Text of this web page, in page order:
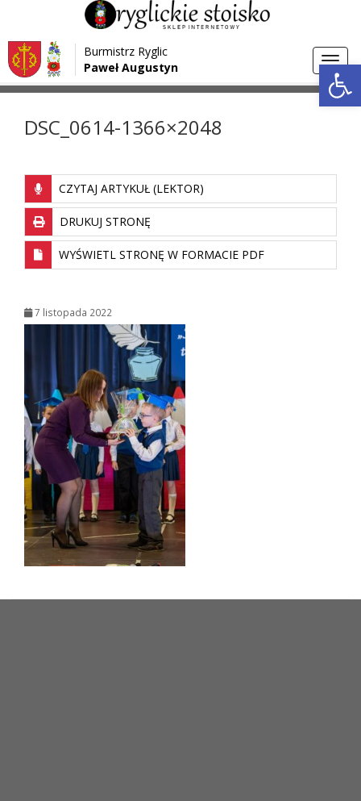
Przejdź do menu
Przejdź do głównej treści strony
Przejdź do stopki strony
Burmistrz Ryglic
Paweł Augustyn
Strona główna > Media > DSC_0614-1366×2048
DSC_0614-1366×2048
CZYTAJ ARTYKUŁ (LEKTOR)
DRUKUJ STRONĘ
WYŚWIETL STRONĘ W FORMACIE PDF
7 listopada 2022